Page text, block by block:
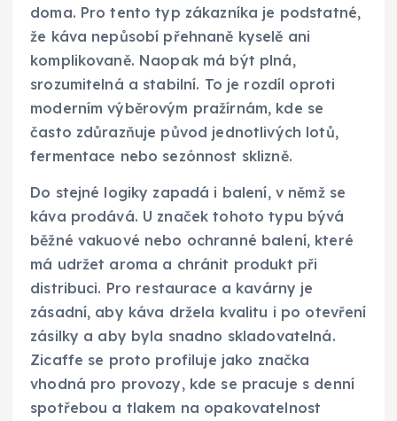
doma. Pro tento typ zákazníka je podstatné,
že káva nepůsobí přehnaně kyselě ani
komplikovaně. Naopak má být plná,
srozumitelná a stabilní. To je rozdíl oproti
moderním výběrovým pražírnám, kde se
často zdůrazňuje původ jednotlivých lotů,
fermentace nebo sezónnost sklizně.
Do stejné logiky zapadá i balení, v němž se
káva prodává. U značek tohoto typu bývá
běžné vakuové nebo ochranné balení, které
má udržet aroma a chránit produkt při
distribuci. Pro restaurace a kavárny je
zásadní, aby káva držela kvalitu i po otevření
zásilky a aby byla snadno skladovatelná.
Zicaffe se proto profiluje jako značka
vhodná pro provozy, kde se pracuje s denní
spotřebou a tlakem na opakovatelnost